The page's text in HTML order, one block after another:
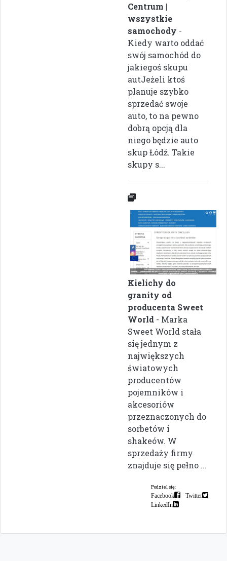
Centrum |
wszystkie
samochody -
Kiedy warto oddać
swój samochód do
jakiegoś skupu
autJeżeli ktoś
planuje szybko
sprzedać swoje
auto, to na pewno
dobrą opcją dla
niego będzie auto
skup Łódź. Takie
skupy s...
Kielichy do
granity od
producenta Sweet
World - Marka
Sweet World stała
się jednym z
największych
światowych
producentów
pojemników i
akcesoriów
przeznaczonych do
sorbetów i
shakeów. W
sprzedaży firmy
znajduje się pełno ...
Podziel się:
Facebook
Twitter
LinkedIn